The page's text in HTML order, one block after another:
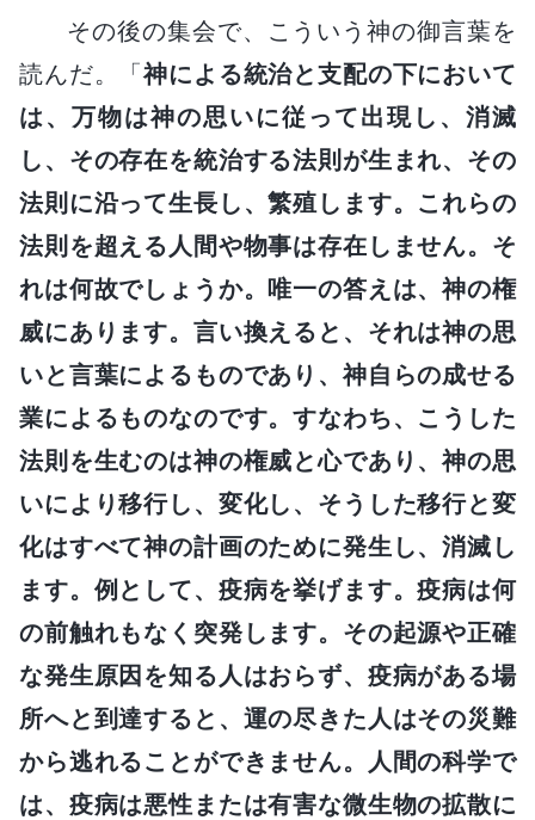
その後の集会で、こういう神の御言葉を
読んだ。「神による統治と支配の下において
は、万物は神の思いに従って出現し、消滅
し、その存在を統治する法則が生まれ、その
法則に沿って生長し、繁殖します。これらの
法則を超える人間や物事は存在しません。そ
れは何故でしょうか。唯一の答えは、神の権
威にあります。言い換えると、それは神の思
いと言葉によるものであり、神自らの成せる
業によるものなのです。すなわち、こうした
法則を生むのは神の権威と心であり、神の思
いにより移行し、変化し、そうした移行と変
化はすべて神の計画のために発生し、消滅し
ます。例として、疫病を挙げます。疫病は何
の前触れもなく突発します。その起源や正確
な発生原因を知る人はおらず、疫病がある場
所へと到達すると、運の尽きた人はその災難
から逃れることができません。人間の科学で
は、疫病は悪性または有害な微生物の拡散に